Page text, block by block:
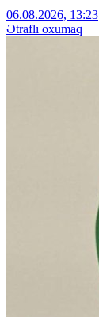
06.08.2026, 13:23
Ətraflı oxumaq